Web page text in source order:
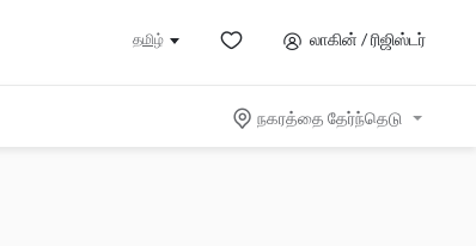
தமிழ் லாகின் / ரிஜிஸ்டர்
நகரத்தை தேர்ந்தெடு